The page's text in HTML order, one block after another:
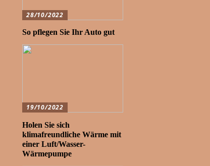
28/10/2022
So pflegen Sie Ihr Auto gut
19/10/2022
Holen Sie sich
klimafreundliche Wärme mit
einer Luft/Wasser-
Wärmepumpe